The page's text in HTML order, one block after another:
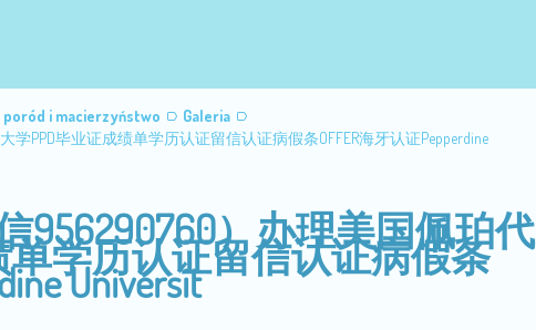
poród i macierzyństwo
Galeria
PPD毕业证成绩单学历认证留信认证病假条OFFER海牙认证Pepperdine
956290760）办理美国佩珀代
单学历认证留信认证病假条
Universit